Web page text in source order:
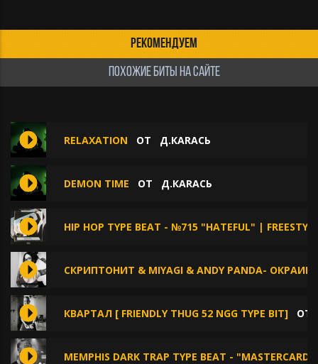
РЕКОМЕНДУЕМ
ПОХОЖИЕ БИТЫ НА САЙТЕ
RELAXATION ОТ Д.КАRАСЬ
DEMON TIME ОТ Д.КАRАСЬ
HIP HOP TYPE BEAT - №715 "HATEFUL" |
СКРИПТОНИТ & MIYAGI & ANDY PANDA-
КВАРТАЛ [ FRIENDLY THUG 52 NGG TYPE BIT]
MEMPHIS DARK TRAP TYPE BEAT - "MASTERCARD"